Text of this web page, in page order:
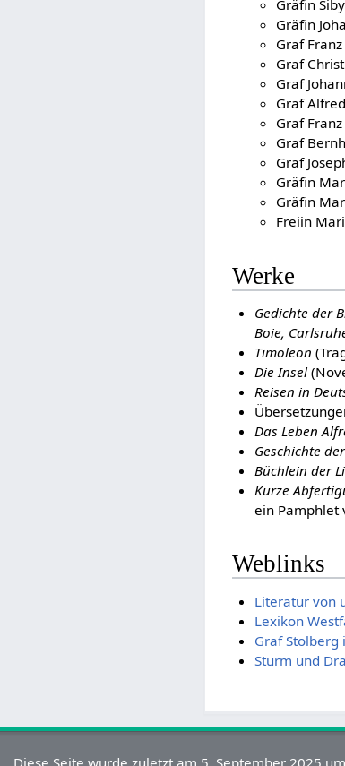
Gräfin
Gräfin
Graf
Graf
Graf
Graf
Graf
Graf
Graf
Gräfin
Gräfin
Freiin
Werke
Gedichte der
Boie,
Timoleon
Die Insel
Reisen in
Das Leben
Geschichte
Büchlein der
Kurze
ein Pamphlet
Weblinks
Literatur von
Lexikon
Graf Stolberg
Sturm und
Diese Seite wurde zuletzt am 5. September 2025